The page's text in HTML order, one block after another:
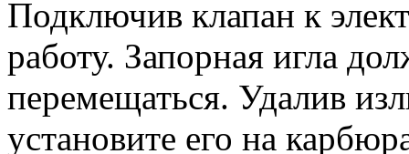
Подключив клапан к
работу. Запорная игла
перемещаться. Удалив
установите его на